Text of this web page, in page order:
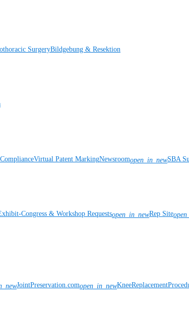
SurgeryBildgebung & Resektion
Virtual Patent MarkingNewsroomopen_in_newSBA
Congress & Workshop Requestsopen_in_newRep Site
JointPreservation.comopen_in_new